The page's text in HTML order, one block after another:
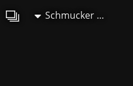
Schmucker Marie-Christine